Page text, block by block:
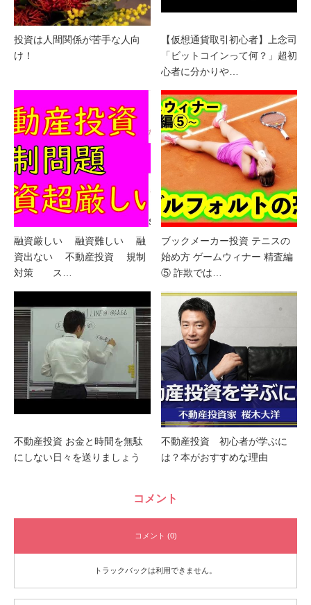
投資は人間関係が苦手な人向
け！
【仮想通貨取引初心者】上念司
「ビットコインって何？」超初
心者に分かりや…
融資厳しい 融資難しい 融
資出ない 不動産投資 規制
対策 ス…
ブックメーカー投資 テニスの
始め方 ゲームウィナー 精査編
⑤ 詐欺では…
不動産投資 お金と時間を無駄
にしない日々を送りましょう
不動産投資 初心者が学ぶに
は？本がおすすめな理由
コメント
コメント (0)
トラックバックは利用できません。